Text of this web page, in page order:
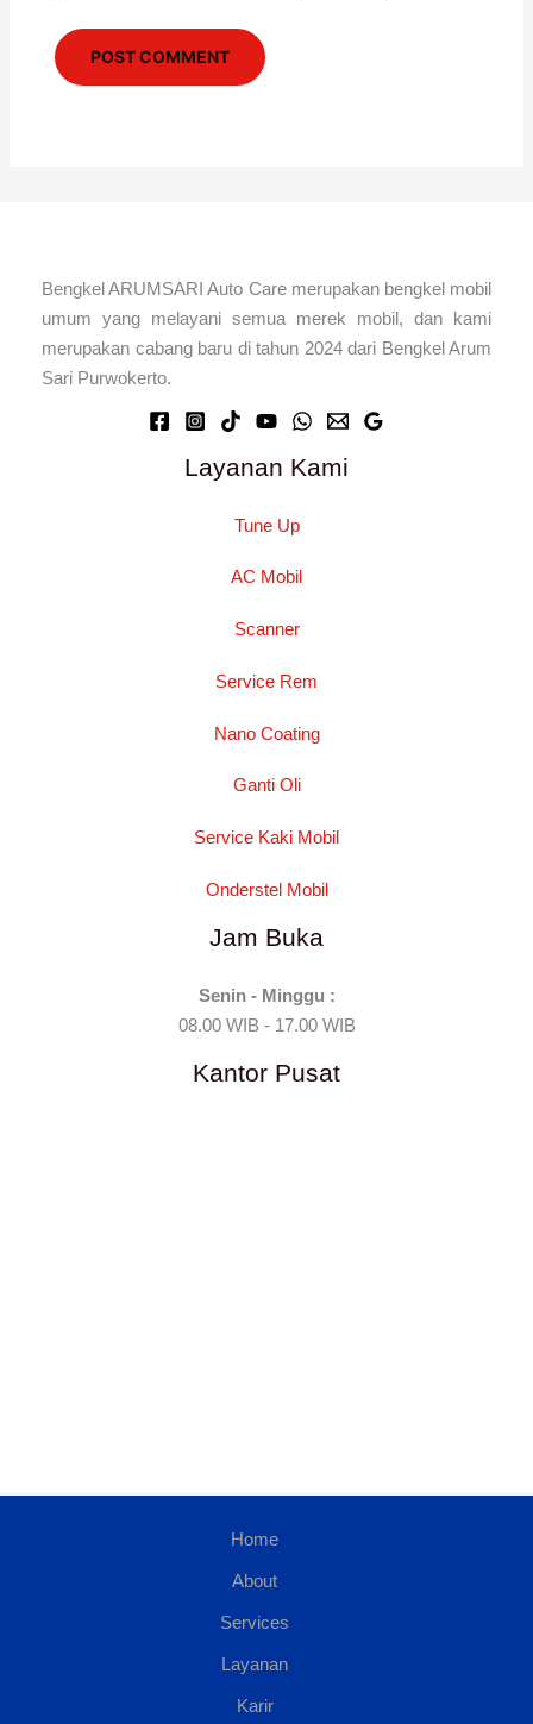
Bengkel ARUMSARI Auto Care merupakan bengkel mobil
umum yang melayani semua merek mobil, dan kami
merupakan cabang baru di tahun 2024 dari Bengkel Arum
Sari Purwokerto.
Layanan Kami
Tune Up
AC Mobil
Scanner
Service Rem
Nano Coating
Ganti Oli
Service Kaki Mobil
Onderstel Mobil
Jam Buka
Senin - Minggu :
08.00 WIB - 17.00 WIB
Kantor Pusat
Home
About
Services
Layanan
Karir